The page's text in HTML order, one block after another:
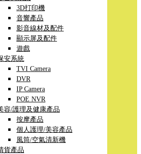
3D打印機
音響產品
影音線材及配件
顯示屏及配件
遊戲
安系統
TVI Camera
DVR
IP Camera
POE NVR
容/護理及健康產品
按摩產品
個人護理/美容產品
風筒/空氣清新機
貨產品